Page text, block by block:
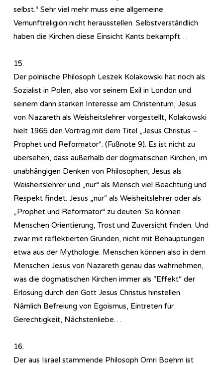
selbst.“ Sehr viel mehr muss eine allgemeine
Vernunftreligion nicht herausstellen. Selbstverständlich
haben die Kirchen diese Einsicht Kants bekämpft…
15.
Der polnische Philosoph Leszek Kolakowski hat noch als
Sozialist in Polen, also vor seinem Exil in London und
seinem dann starken Interesse am Christentum, Jesus
von Nazareth als Weisheitslehrer vorgestellt, Kolakowski
hielt 1965 den Vortrag mit dem Titel „Jesus Christus –
Prophet und Reformator“. (Fußnote 9). Es ist nicht zu
übersehen, dass außerhalb der dogmatischen Kirchen, im
unabhängigen Denken von Philosophen, Jesus als
Weisheitslehrer und „nur“ als Mensch viel Beachtung und
Respekt findet. Jesus „nur“ als Weisheitslehrer oder als
„Prophet und Reformator“ zu deuten: So können
Menschen Orientierung, Trost und Zuversicht finden. Und
zwar mit reflektierten Gründen, nicht mit Behauptungen
etwa aus der Mythologie. Menschen können also in dem
Menschen Jesus von Nazareth genau das wahrnehmen,
was die dogmatischen Kirchen immer als “Effekt“ der
Erlösung durch den Gott Jesus Christus hinstellen.
Nämlich Befreiung von Egoismus, Eintreten für
Gerechtigkeit, Nächstenliebe…
16.
Der aus Israel stammende Philosoph Omri Boehm ist